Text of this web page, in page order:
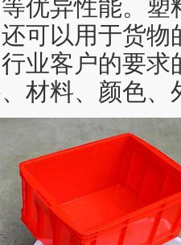
优异性能。塑
可以用于货物
业客户的要求
材料、颜色、